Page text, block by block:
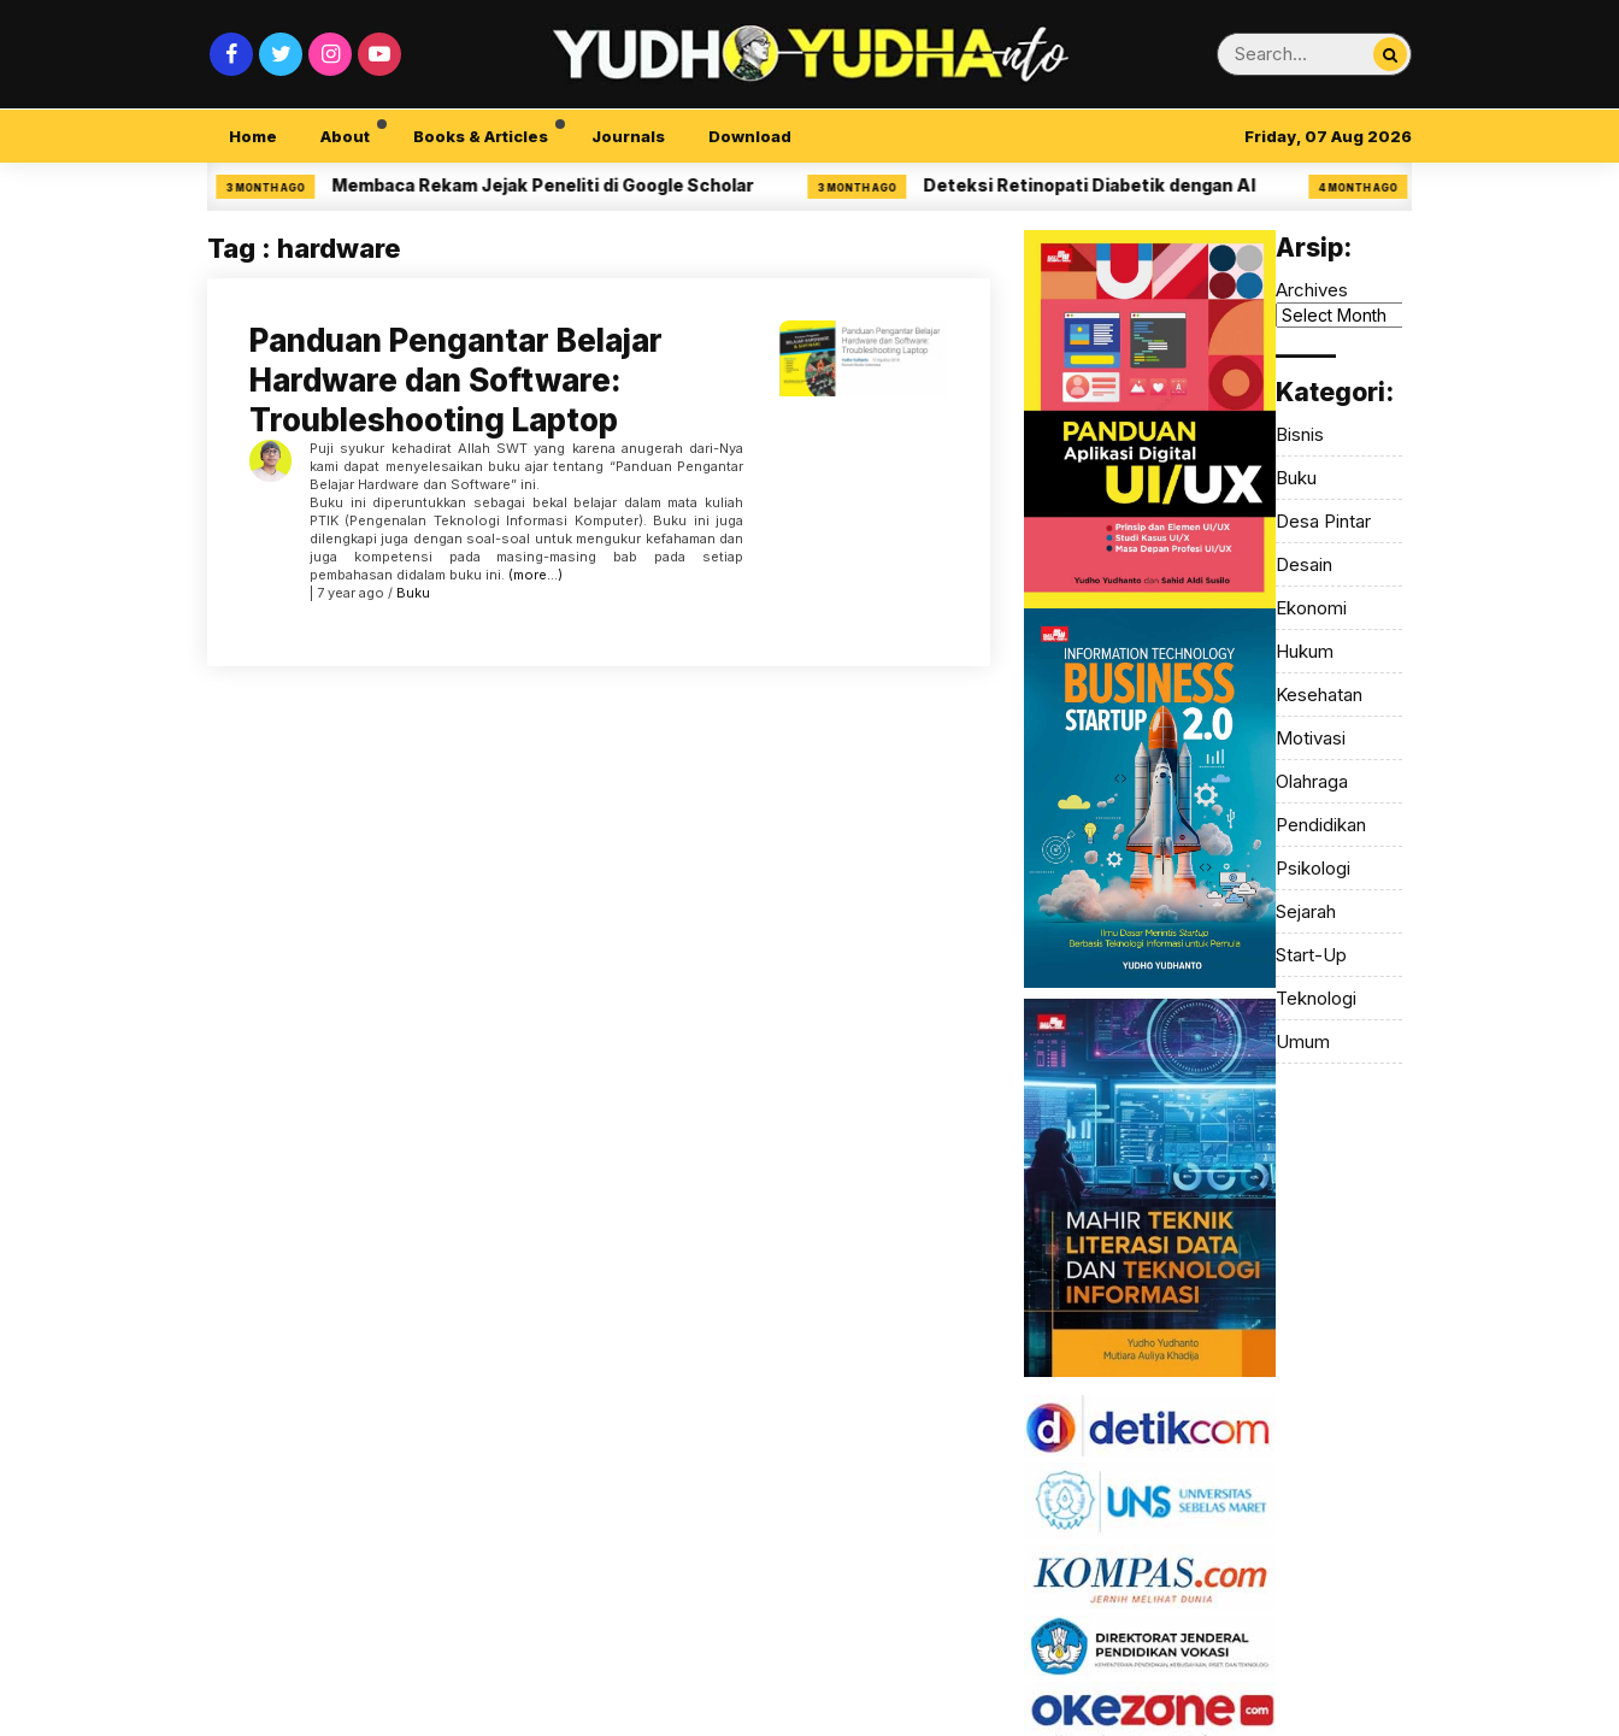
Home About Books & Articles Journals Download Friday, 07 Aug 2026
3 MONTH AGO Membaca Rekam Jejak Peneliti di Google Scholar 3 MONTH AGO Deteksi Retinopati Diabetik dengan AI 4 MONTH AGO 14 Aturan Visual Clarity
Tag : hardware
Panduan Pengantar Belajar
Hardware dan Software:
Troubleshooting Laptop
Puji syukur kehadirat Allah SWT yang karena anugerah dari-Nya
kami dapat menyelesaikan buku ajar tentang “Panduan Pengantar
Belajar Hardware dan Software” ini.
Buku ini diperuntukkan sebagai bekal belajar dalam mata kuliah
PTIK (Pengenalan Teknologi Informasi Komputer). Buku ini juga
dilengkapi juga dengan soal-soal untuk mengukur kefahaman dan
juga kompetensi pada masing-masing bab pada setiap
pembahasan didalam buku ini. (more…)
| 7 year ago / Buku
Arsip:
Archives
Kategori:
Bisnis
Buku
Desa Pintar
Desain
Ekonomi
Hukum
Kesehatan
Motivasi
Olahraga
Pendidikan
Psikologi
Sejarah
Start-Up
Teknologi
Umum